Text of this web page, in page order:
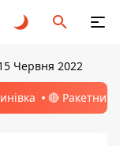
Червня 2022
🔴 Ракетний